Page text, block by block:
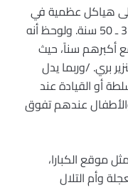
هياكل عظمية في
مقبرة جماعية تراوحت أعمار موتاها بين 3 ـ 50 سنة. ولوحظ أنه
أكبرهم سناً، حيث
بري. /وربما يدل
أو القيادة عند
والأطفال عندهم تفوق
موقع الكبارا،
وأم التلال